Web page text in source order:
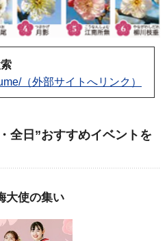
（外部サイトへリンク）
全日”おすすめイベントを
大使の集い